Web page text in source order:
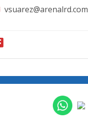
vsuarez@arenalrd.com